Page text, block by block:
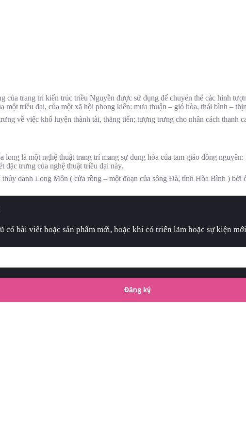
của trang trí kiến trúc triều Nguyễn được sử dụng để chuyển thể các hình
một triều đại, của một xã hội phong kiến: mưa thuận – gió hòa, thái bình –
về việc khổ luyện thành tài, thăng tiến; tượng trưng cho nhân cách thanh
là một nghệ thuật trang trí mang sự dung hòa của tam giáo đồng
đặc trưng của nghệ thuật triều đại này.
danh Long Môn ( cửa rồng – một đoạn của sông Đà, tỉnh Hòa Bình )
có bài viết hoặc sản phẩm mới, hoặc khi có triển lãm hoặc sự kiện